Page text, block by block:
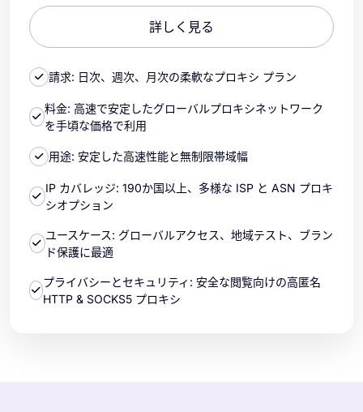
詳しく見る
請求: 日次、週次、月次の柔軟なプロキシ プラン
料金: 高速で安定したグローバルプロキシネットワーク
を手頃な価格で利用
用途: 安定した高速性能と無制限帯域幅
IP カバレッジ: 190か国以上、多様な ISP と ASN プロキ
シオプション
ユースケース: グローバルアクセス、地域テスト、ブラン
ド保護に最適
プライバシーとセキュリティ: 安全な閲覧向けの高匿名
HTTP & SOCKS5 プロキシ